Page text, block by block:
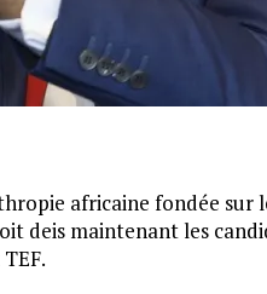
africaine fondée sur
deis maintenant les